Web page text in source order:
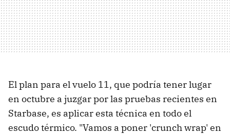
El plan para el vuelo 11, que podría tener lugar
en octubre a juzgar por las pruebas recientes en
Starbase, es aplicar esta técnica en todo el
escudo térmico. "Vamos a poner 'crunch wrap' en